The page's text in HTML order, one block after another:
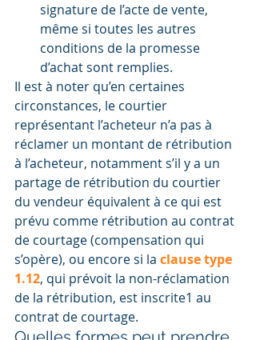
signature de l’acte de vente,
même si toutes les autres
conditions de la promesse
d’achat sont remplies.
Il est à noter qu’en certaines
circonstances, le courtier
représentant l’acheteur n’a pas à
réclamer un montant de rétribution
à l’acheteur, notamment s’il y a un
partage de rétribution du courtier
du vendeur équivalent à ce qui est
prévu comme rétribution au contrat
de courtage (compensation qui
s’opère), ou encore si la clause type
1.12, qui prévoit la non-réclamation
de la rétribution, est inscrite1 au
contrat de courtage.